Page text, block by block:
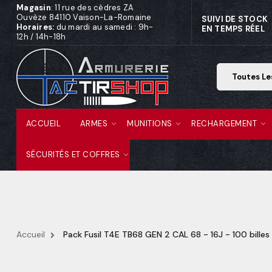
Magasin: 11 rue des cèdres ZA
Ouvèze 84110 Vaison-La-Romaine
Horaires: du mardi au samedi : 9h-
12h / 14h-18h
SUIVI DE STOCK
EN TEMPS RÉEL
ACCUEIL ARMES MUNITIONS RECHARGEMENT
SÉCURITÉS ET COFFRES
Accueil Pack Fusil T4E TB68 GEN 2 CAL 68 - 16J - 100